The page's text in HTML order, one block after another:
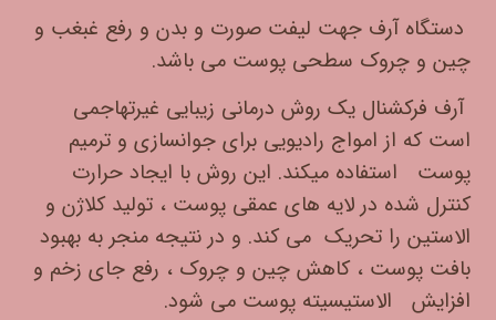
دستگاه آرف جهت لیفت صورت و بدن و رفع غبغب و
چین و چروک سطحی پوست می باشد.
آرف فرکشنال یک روش درمانی زیبایی غیرتهاجمی
است که از امواج رادیویی برای جوانسازی و ترمیم
پوست استفاده میکند. این روش با ایجاد حرارت
کنترل شده در لایه های عمقی پوست ، تولید کلاژن و
الاستین را تحریک می کند. و در نتیجه منجر به بهبود
بافت پوست ، کاهش چین و چروک ، رفع جای زخم و
افزایش الاستیسیته پوست می شود.